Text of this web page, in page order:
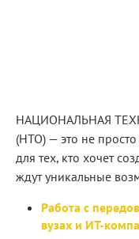
НАЦИОНАЛЬНАЯ
(НТО) — это не
для тех, кто хочет
ждут уникальные
Работа с
вузах и ИТ-